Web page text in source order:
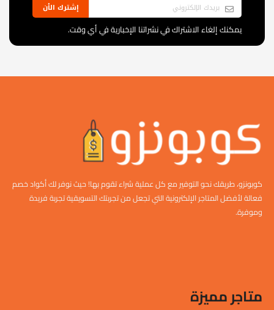
إشترك الأن
يمكنك إلغاء الاشتراك في نشراتنا الإخبارية في أي وقت.
كوبونزو، طريقك نحو التوفير مع كل عملية شراء تقوم بها! حيث نوفر لك أكواد خصم
فعالة لأفضل المتاجر الإلكترونية التي تجعل من تجربتك التسويقية تجربة فريدة
وموفرة.
متاجر مميزة